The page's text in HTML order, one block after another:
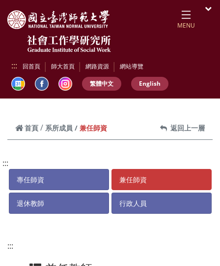
MENU
::: 回首頁 師大首頁 網路資源 網站導覽
繁體中文 English
首頁 系所成員 兼任師資 返回上一層
:::
專任師資 兼任師資
退休教師 行政人員
:::